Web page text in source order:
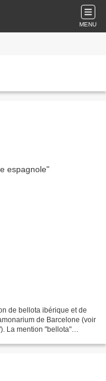
MENU
de bellota ibérique et de
de Barcelone (voir
La mention "bellota"